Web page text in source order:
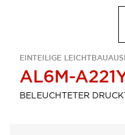
EINTEILIGE
AL6M-
BELEUCHTETER